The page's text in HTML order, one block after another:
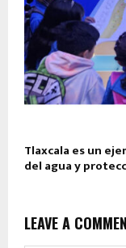
Tlaxcala es un
del agua y
LEAVE A